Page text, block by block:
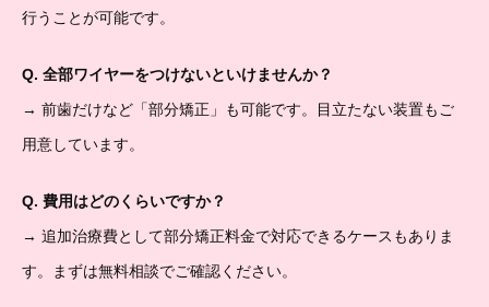
行うことが可能です。
Q. 全部ワイヤーをつけないといけませんか？
→ 前歯だけなど「部分矯正」も可能です。目立たない装置もご
用意しています。
Q. 費用はどのくらいですか？
→ 追加治療費として部分矯正料金で対応できるケースもありま
す。まずは無料相談でご確認ください。